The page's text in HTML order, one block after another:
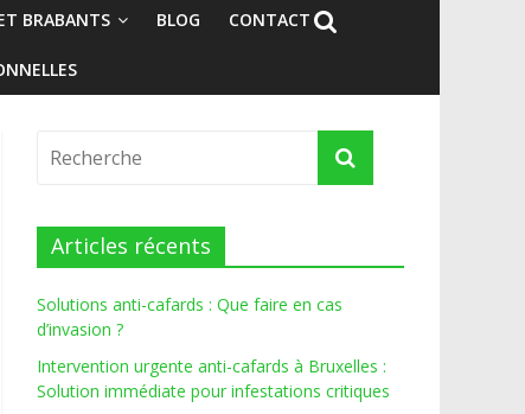
BRABANTS BLOG CONTACT
Articles récents
Solutions anti-cafards : Que faire en cas
d’invasion ?
Intervention urgente anti-cafards à Bruxelles :
Solution immédiate pour infestations critiques